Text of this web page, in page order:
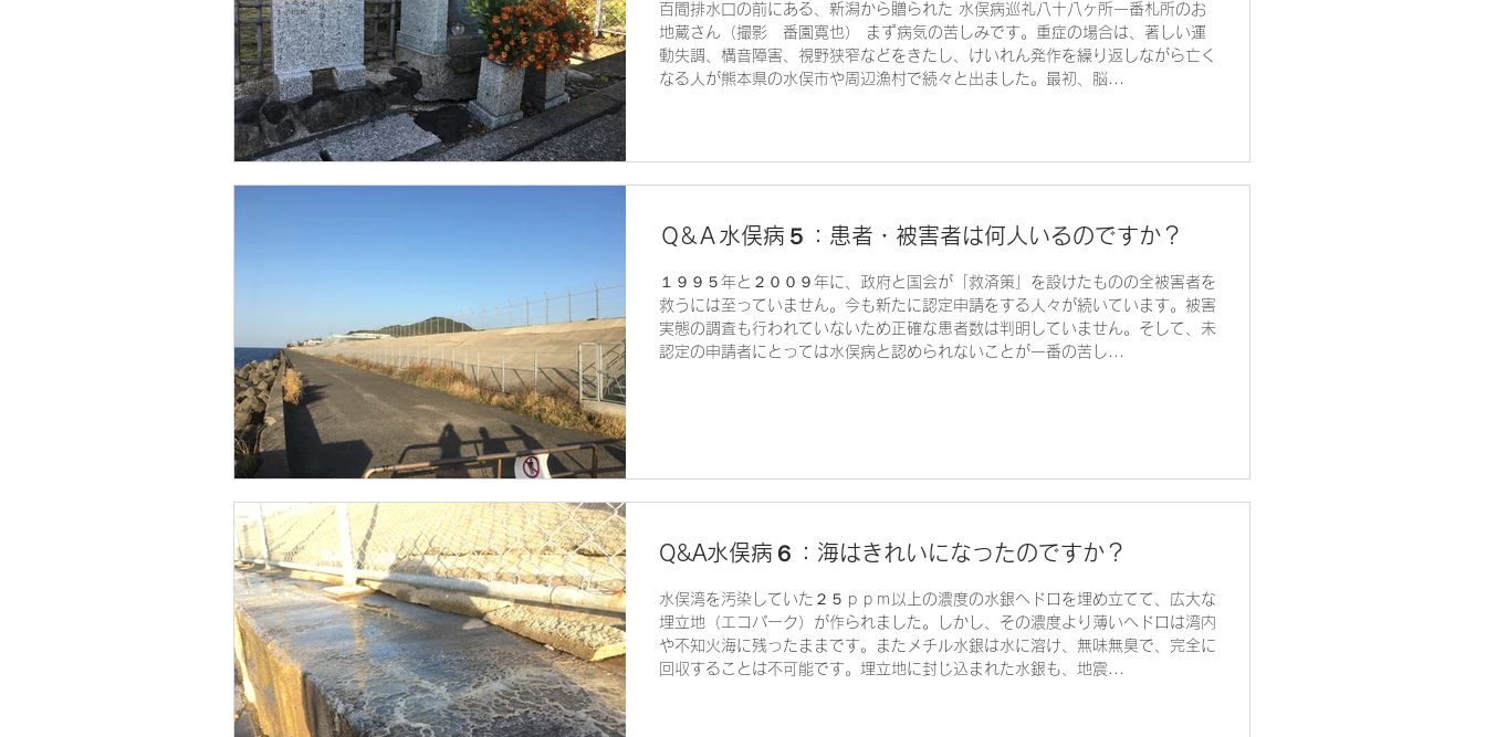
百間排水口の前にある、新潟から贈られた 水俣病巡礼八十八ヶ所一番札所のお
地蔵さん（撮影 番園寛也） まず病気の苦しみです。重症の場合は、著しい運
動失調、構音障害、視野狭窄などをきたし、けいれん発作を繰り返しながら亡く
なる人が熊本県の水俣市や周辺漁村で続々と出ました。最初、脳...
Ｑ&Ａ水俣病５：患者・被害者は何人いるのですか？
１９９５年と２００９年に、政府と国会が「救済策」を設けたものの全被害者を
救うには至っていません。今も新たに認定申請をする人々が続いています。被害
実態の調査も行われていないため正確な患者数は判明していません。そして、未
認定の申請者にとっては水俣病と認められないことが一番の苦し...
Q&A水俣病６：海はきれいになったのですか？
水俣湾を汚染していた２５ｐｐｍ以上の濃度の水銀ヘドロを埋め立てて、広大な
埋立地（エコパーク）が作られました。しかし、その濃度より薄いヘドロは湾内
や不知火海に残ったままです。またメチル水銀は水に溶け、無味無臭で、完全に
回収することは不可能です。埋立地に封じ込まれた水銀も、地震...